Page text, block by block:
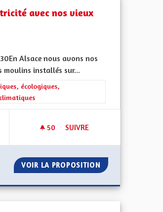
et climatiques
GARES ET DES LIGNES DE BUS FRÉQUENTES
DES GARES ET DES LIGNES DE
avec nos vieux
Alsace nous avons nos
moulins installés sur...
catégorie : Les transitions énergétiques,
écologiques,
50 50 ABONNÉS
SUIVRE
VOIR LA PROPOSITION PRODUCTION